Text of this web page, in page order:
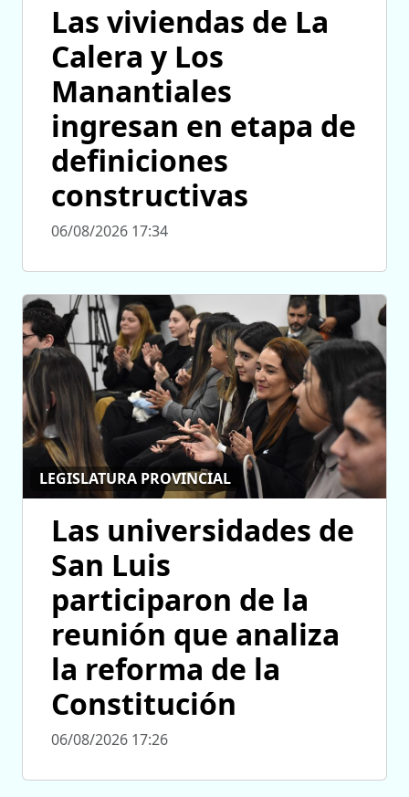
Las viviendas de La
Calera y Los
Manantiales
ingresan en etapa de
definiciones
constructivas
06/08/2026 17:34
LEGISLATURA PROVINCIAL
Las universidades de
San Luis
participaron de la
reunión que analiza
la reforma de la
Constitución
06/08/2026 17:26